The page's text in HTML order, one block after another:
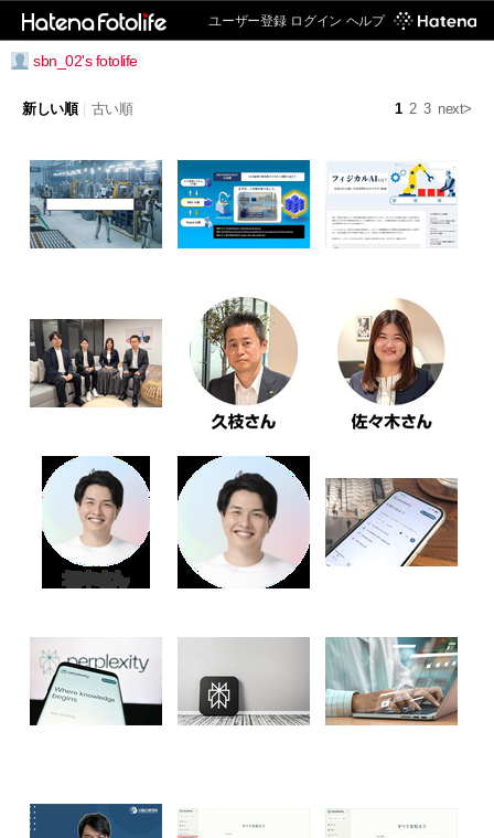
ユーザー登録 ログイン ヘルプ
sbn_02's fotolife
1 2 3 next>
新しい順 古い順